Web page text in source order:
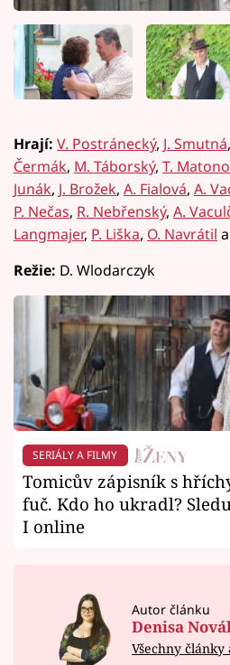
Hrají: V. Postránecký, J. Smutná,
Čermák, M. Táborský, T.
Junák, J. Brožek, A. Fialová, A.
P. Nečas, R. Nebřenský, A.
Langmajer, P. Liška, O. Navrátil
Režie: D. Wlodarczyk
SERIÁLY A FILMY
Tomicův zápisník s
fuč. Kdo ho ukradl?
I online
Autor článku
Denisa
Všechny